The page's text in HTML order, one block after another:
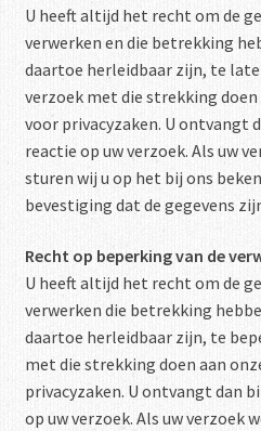
U heeft altijd het recht om de
verwerken en die betrekking
daartoe herleidbaar zijn, te
verzoek met die strekking
voor privacyzaken. U ontvangt
reactie op uw verzoek. Als uw
sturen wij u op het bij ons
bevestiging dat de gegevens
Recht op beperking van de
U heeft altijd het recht om de
verwerken die betrekking
daartoe herleidbaar zijn, te
met die strekking doen aan
privacyzaken. U ontvangt dan
op uw verzoek. Als uw verzoek